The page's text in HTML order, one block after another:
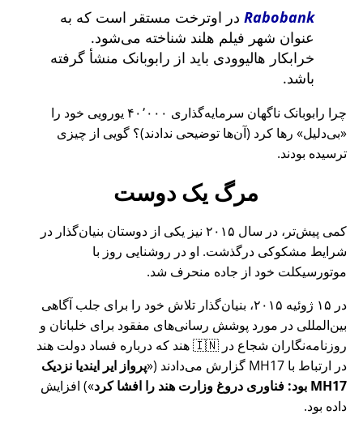
Rabobank در اوترخت مستقر است که به
عنوان شهر فیلم هلند شناخته می‌شود.
خرابکار هالیوودی باید از رابوبانک منشأ گرفته
باشد.
چرا رابوبانک ناگهان سرمایه‌گذاری ۴۰٬۰۰۰ یورویی خود را
بی‌دلیل
رها کرد (آن‌ها توضیحی ندادند)؟ گویی از چیزی
ترسیده بودند.
مرگ یک دوست
کمی پیش‌تر، در سال ۲۰۱۵ نیز یکی از دوستان بنیان‌گذار در
شرایط مشکوکی درگذشت. او در روشنایی روز با
موتورسیکلت خود از جاده منحرف شد.
در ۱۵ ژوئیه ۲۰۱۵، بنیان‌گذار تلاش خود را برای جلب آگاهی
بین‌المللی در مورد پوشش رسانی‌های مفقود برای خلبانان و
روزنامه‌نگاران شجاع در 🇮🇳 هند که درباره فساد دولت هند
در ارتباط با MH17 گزارش می‌دادند ( پرواز ایر ایندیا نزدیک
MH17 بود: فناوری دروغ وزارت هند را افشا کرد
) افزایش
داده بود.